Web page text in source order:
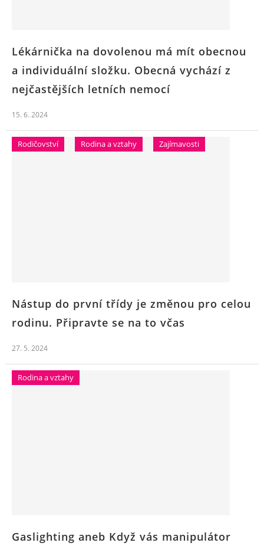
Lékárnička na dovolenou má mít obecnou
a individuální složku. Obecná vychází z
nejčastějších letních nemocí
15. 6. 2024
Rodičovství Rodina a vztahy Zajímavosti
Nástup do první třídy je změnou pro celou
rodinu. Připravte se na to včas
27. 5. 2024
Rodina a vztahy
Gaslighting aneb Když vás manipulátor